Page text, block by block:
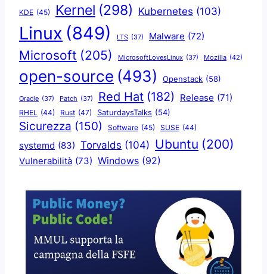
KDE (45) Kernel (298) Kubernetes (103)
Linux (849) LTS (37) Malware (72)
Microsoft (205) MicrosoftLovesLinux (37) Mozilla (42)
open-source (493) Openstack (58)
Oracle (37) Patch (37) Red Hat (182) Release (71)
RHEL (44) Rust (47) SaturdaysTalks (54)
Sicurezza (150) Software (45) SUSE (44)
systemd (83) Torvalds (104) Ubuntu (200)
Vulnerabilità (73) Windows (92)